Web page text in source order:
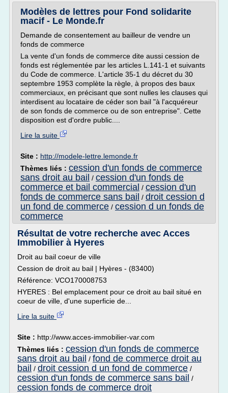
Modèles de lettres pour Fond solidarite
macif - Le Monde.fr
Demande de consentement au bailleur de vendre un
fonds de commerce
La vente d'un fonds de commerce dite aussi cession de
fonds est réglementée par les articles L.141-1 et suivants
du Code de commerce. L'article 35-1 du décret du 30
septembre 1953 complète la règle, à propos des baux
commerciaux, en précisant que sont nulles les clauses qui
interdisent au locataire de céder son bail "à l'acquéreur
de son fonds de commerce ou de son entreprise". Cette
disposition est d'ordre public....
Lire la suite
Site : http://modele-lettre.lemonde.fr
Thèmes liés : cession d'un fonds de commerce
sans droit au bail / cession d'un fonds de
commerce et bail commercial / cession d'un
fonds de commerce sans bail / droit cession d
un fond de commerce / cession d un fonds de
commerce
Résultat de votre recherche avec Acces
Immobilier à Hyeres
Droit au bail coeur de ville
Cession de droit au bail | Hyères - (83400)
Référence: VCO170008753
HYERES : Bel emplacement pour ce droit au bail situé en
coeur de ville, d'une superficie de...
Lire la suite
Site : http://www.acces-immobilier-var.com
Thèmes liés : cession d'un fonds de commerce
sans droit au bail / fond de commerce droit au
bail / droit cession d un fond de commerce /
cession d'un fonds de commerce sans bail /
cession fonds de commerce droit